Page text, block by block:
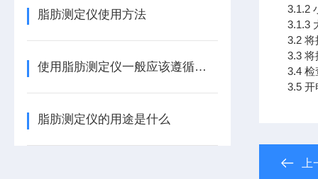
脂肪测定仪使用方法
使用脂肪测定仪一般应该遵循的基本原则
脂肪测定仪的用途是什么
3.1.2
3.1.3
3.2
3.3
3.4
3.5